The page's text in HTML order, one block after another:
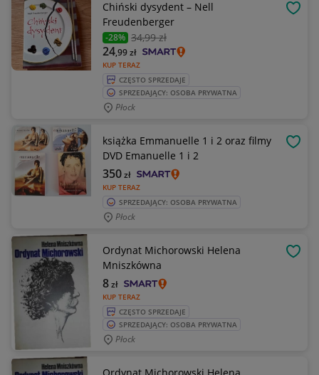
Chiński dysydent – Nell
Freudenberger
-28% 34,99 zł
KUP TERAZ
24,99zł
CZĘSTO SPRZEDAJE
SPRZEDAJĄCY: OSOBA PRYWATNA
Płock
książka Emmanuelle 1 i 2 oraz filmy
DVD Emanuelle 1 i 2
KUP TERAZ
350zł
SPRZEDAJĄCY: OSOBA PRYWATNA
Płock
Ordynat Michorowski Helena
Mniszkówna
KUP TERAZ
8zł
CZĘSTO SPRZEDAJE
SPRZEDAJĄCY: OSOBA PRYWATNA
Płock